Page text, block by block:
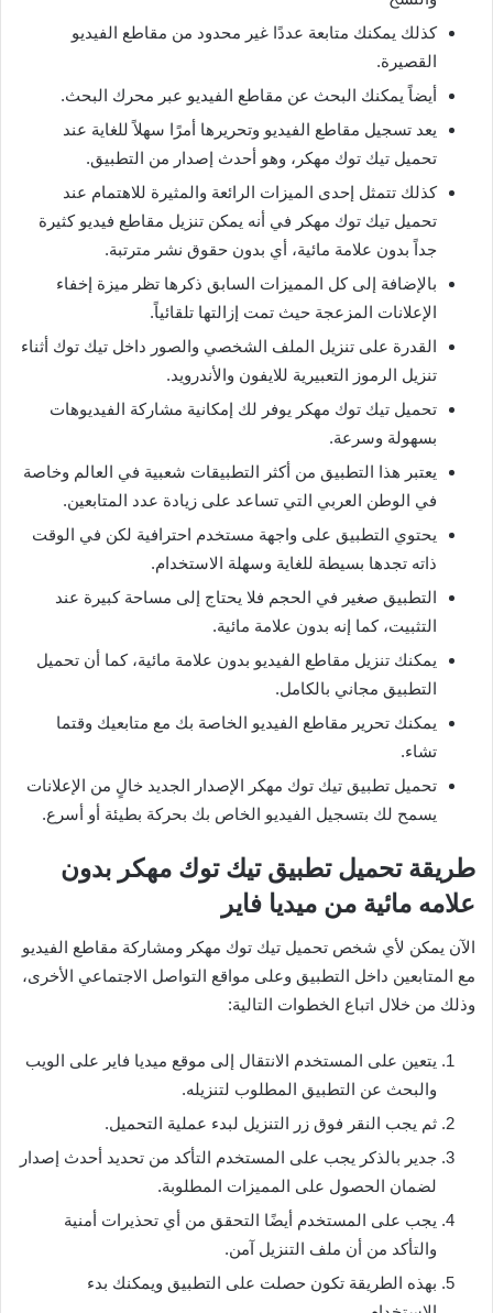
كذلك يمكنك متابعة عددًا غير محدود من مقاطع الفيديو
القصيرة.
أيضاً يمكنك البحث عن مقاطع الفيديو عبر محرك البحث.
يعد تسجيل مقاطع الفيديو وتحريرها أمرًا سهلاً للغاية عند
تحميل تيك توك مهكر، وهو أحدث إصدار من التطبيق.
كذلك تتمثل إحدى الميزات الرائعة والمثيرة للاهتمام عند
تحميل تيك توك مهكر في أنه يمكن تنزيل مقاطع فيديو كثيرة
جداً بدون علامة مائية، أي بدون حقوق نشر مترتبة.
بالإضافة إلى كل المميزات السابق ذكرها تظر ميزة إخفاء
الإعلانات المزعجة حيث تمت إزالتها تلقائياً.
القدرة على تنزيل الملف الشخصي والصور داخل تيك توك أثناء
تنزيل الرموز التعبيرية للايفون والأندرويد.
تحميل تيك توك مهكر يوفر لك إمكانية مشاركة الفيديوهات
بسهولة وسرعة.
يعتبر هذا التطبيق من أكثر التطبيقات شعبية في العالم وخاصة
في الوطن العربي التي تساعد على زيادة عدد المتابعين.
يحتوي التطبيق على واجهة مستخدم احترافية لكن في الوقت
ذاته تجدها بسيطة للغاية وسهلة الاستخدام.
التطبيق صغير في الحجم فلا يحتاج إلى مساحة كبيرة عند
التثبيت، كما إنه بدون علامة مائية.
يمكنك تنزيل مقاطع الفيديو بدون علامة مائية، كما أن تحميل
التطبيق مجاني بالكامل.
يمكنك تحرير مقاطع الفيديو الخاصة بك مع متابعيك وقتما
تشاء.
تحميل تطبيق تيك توك مهكر الإصدار الجديد خالٍ من الإعلانات
يسمح لك بتسجيل الفيديو الخاص بك بحركة بطيئة أو أسرع.
طريقة تحميل تطبيق تيك توك مهكر بدون
علامه مائية من ميديا فاير
الآن يمكن لأي شخص تحميل تيك توك مهكر ومشاركة مقاطع الفيديو
مع المتابعين داخل التطبيق وعلى مواقع التواصل الاجتماعي الأخرى،
وذلك من خلال اتباع الخطوات التالية:
يتعين على المستخدم الانتقال إلى موقع ميديا فاير على الويب
والبحث عن التطبيق المطلوب لتنزيله.
ثم يجب النقر فوق زر التنزيل لبدء عملية التحميل.
جدير بالذكر يجب على المستخدم التأكد من تحديد أحدث إصدار
لضمان الحصول على المميزات المطلوبة.
يجب على المستخدم أيضًا التحقق من أي تحذيرات أمنية
والتأكد من أن ملف التنزيل آمن.
بهذه الطريقة تكون حصلت على التطبيق ويمكنك بدء